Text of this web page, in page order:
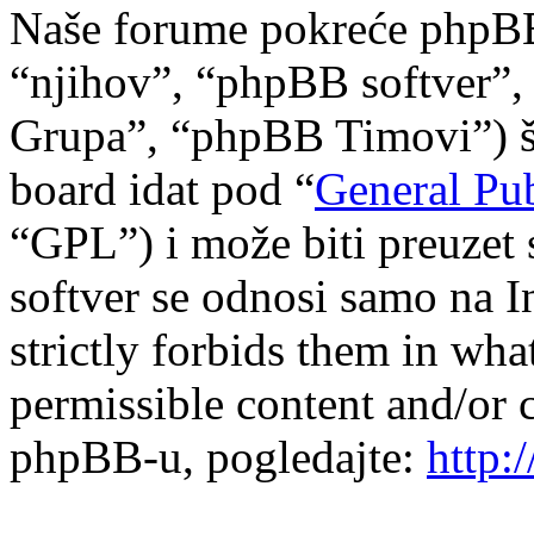
Naše forume pokreće
“njihov”, “phpBB
Grupa”, “phpBB Timovi”)
board idat pod “General
“GPL”) i može biti preuzet
softver se odnosi samo na
strictly forbids them in
permissible content and/or
phpBB-u, pogledajte: